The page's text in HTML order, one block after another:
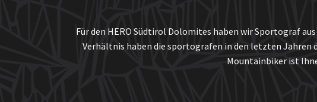
Für den HERO Südtirol Dolomites haben wir Sportograf
Verhältnis haben die sportografen in den letzten
Mountainbiker ist